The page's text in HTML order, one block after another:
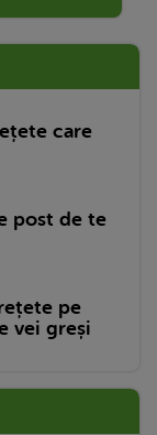
care
post de te
pe
vei greși